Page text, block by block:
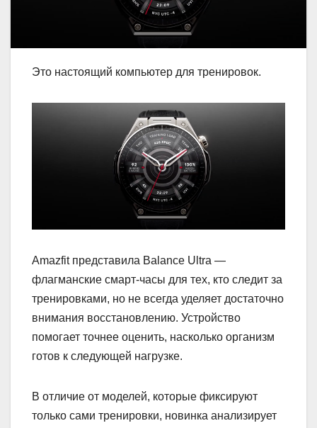
Это настоящий компьютер для тренировок.
Amazfit представила Balance Ultra —
флагманские смарт-часы для тех, кто следит за
тренировками, но не всегда уделяет достаточно
внимания восстановлению. Устройство
помогает точнее оценить, насколько организм
готов к следующей нагрузке.
В отличие от моделей, которые фиксируют
только сами тренировки, новинка анализирует